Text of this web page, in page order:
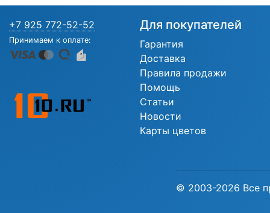
+7 925 772-52-52
Принимаем к оплате:
Для покупателей
Гарантия
Доставка
Правила продажи
Помощь
Статьи
Новости
Карты цветов
© 2003-2026 Все